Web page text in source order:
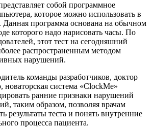
собой программное
которое можно использовать в
программа основана на обычном
которого надо нарисовать часы. По
этот тест на сегодняшний
распространенным методом
нарушений.
команды разработчиков, доктор
система «ClockMe»
ранние признаки нарушений
таким образом, позволяя врачам
результаты теста и понять внутренние
процесса пациента.